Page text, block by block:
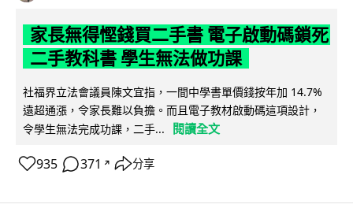
家長無得慳錢買二手書 電子啟動碼鎖死
二手教科書 學生無法做功課
社福界立法會議員陳文宜指，一間中學書單價錢按年加 14.7%
遠超通漲，令家長難以負擔。而且電子教材啟動碼這項設計，
令學生無法完成功課，二手...
閱讀全文
935 371 ↗ 分享